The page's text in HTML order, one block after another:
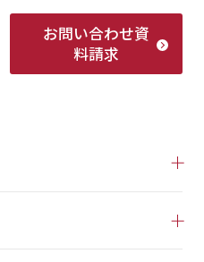
お問い合わせ資
料請求